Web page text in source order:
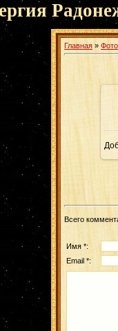
Главная »
Всего
Имя *:
Email *: